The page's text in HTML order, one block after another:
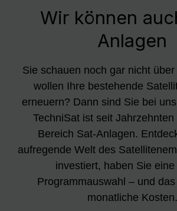
Wir können
Anlagen
Sie schauen noch gar nicht
wollen Ihre bestehende
erneuern? Dann sind Sie bei
TechniSat ist seit Jahrzehnten
Bereich Sat-Anlagen.
aufregende Welt des
investiert, haben Sie eine
Programmauswahl – und
monatliche Kosten.